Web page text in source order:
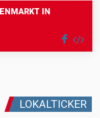
IN
LOKALTICKER